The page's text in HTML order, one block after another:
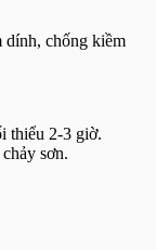
dính, chống kiềm
thiểu 2-3 giờ.
sơn.